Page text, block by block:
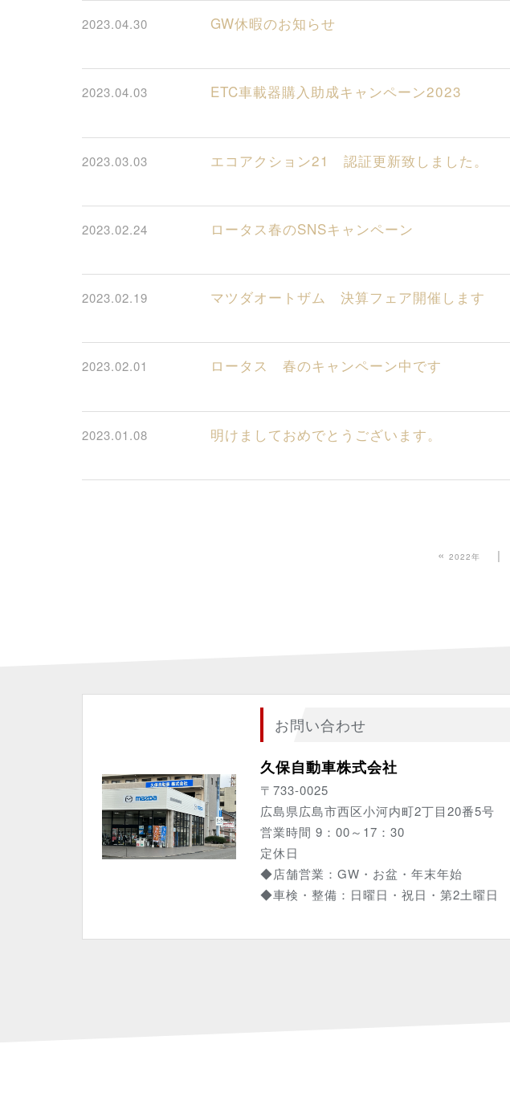
2023.04.30 GW休暇のお知らせ
2023.04.03 ETC車載器購入助成キャンペーン2023
2023.03.03 エコアクション21 認証更新致しました。
2023.02.24 ロータス春のSNSキャンペーン
2023.02.19 マツダオートザム 決算フェア開催します
2023.02.01 ロータス 春のキャンペーン中です
2023.01.08 明けましておめでとうございます。
« 2022年
お問い合わせ
久保自動車株式会社
〒733-0025
広島県広島市西区小河内町2丁目20番5号
営業時間 9：00～17：30
定休日
◆店舗営業：GW・お盆・年末年始
◆車検・整備：日曜日・祝日・第2土曜日